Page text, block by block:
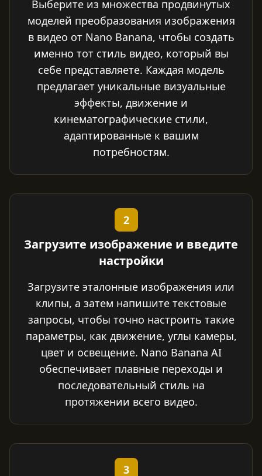
Выберите из множества продвинутых
моделей преобразования изображения
в видео от Nano Banana, чтобы создать
именно тот стиль видео, который вы
себе представляете. Каждая модель
предлагает уникальные визуальные
эффекты, движение и
кинематографические стили,
адаптированные к вашим
потребностям.
2
Загрузите изображение и введите
настройки
Загрузите эталонные изображения или
клипы, а затем напишите текстовые
запросы, чтобы точно настроить такие
параметры, как движение, углы камеры,
цвет и освещение. Nano Banana AI
обеспечивает плавные переходы и
последовательный стиль на
протяжении всего видео.
3